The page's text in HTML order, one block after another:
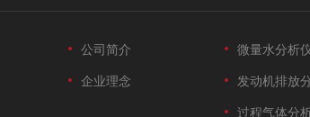
公司简介
企业理念
微量水分析
发动机排放
过程气体分